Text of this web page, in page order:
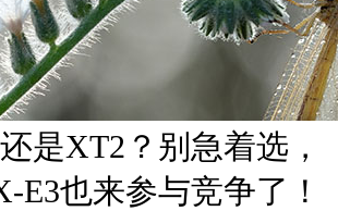
是XT2？别急着选，
E3也来参与竞争了！